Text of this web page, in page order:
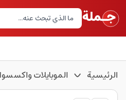
الرئيسية الموبايلات